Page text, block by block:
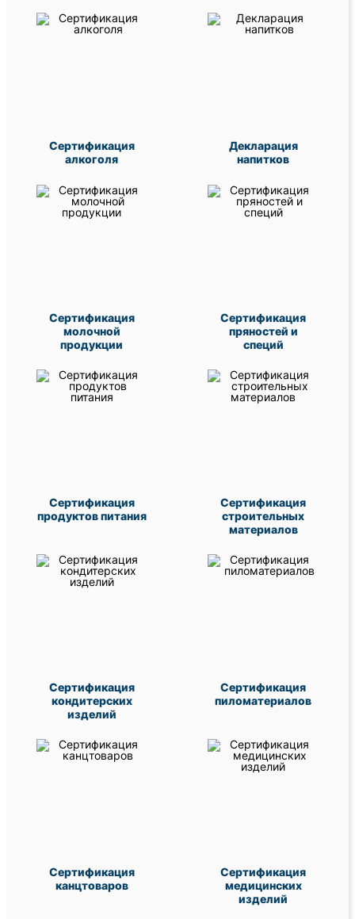
Сертификация
алкоголя
Декларация
напитков
Сертификация
молочной
продукции
Сертификация
пряностей и
специй
Сертификация
продуктов питания
Сертификация
строительных
материалов
Сертификация
кондитерских
изделий
Сертификация
пиломатериалов
Сертификация
канцтоваров
Сертификация
медицинских
изделий